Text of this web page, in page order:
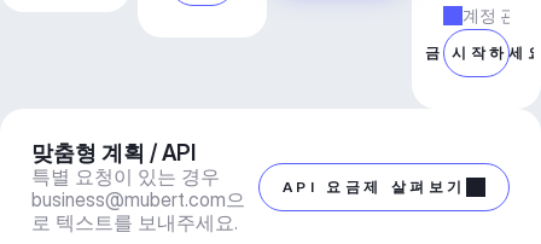
계정 관리
지금 시작하세
맞춤형 계획 / API
business@mubert.com으
로 텍스트를 보내주세요.
API 요금제 살펴보기